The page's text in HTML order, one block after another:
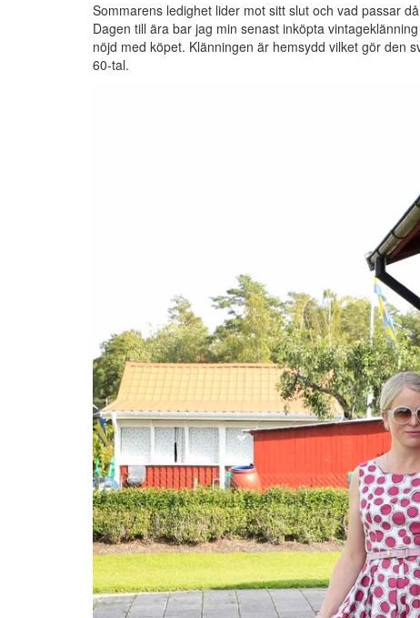
Sommarens ledighet lider mot sitt slut och vad passar
Dagen till ära bar jag min senast inköpta
nöjd med köpet. Klänningen är hemsydd vilket gör den
60-tal.